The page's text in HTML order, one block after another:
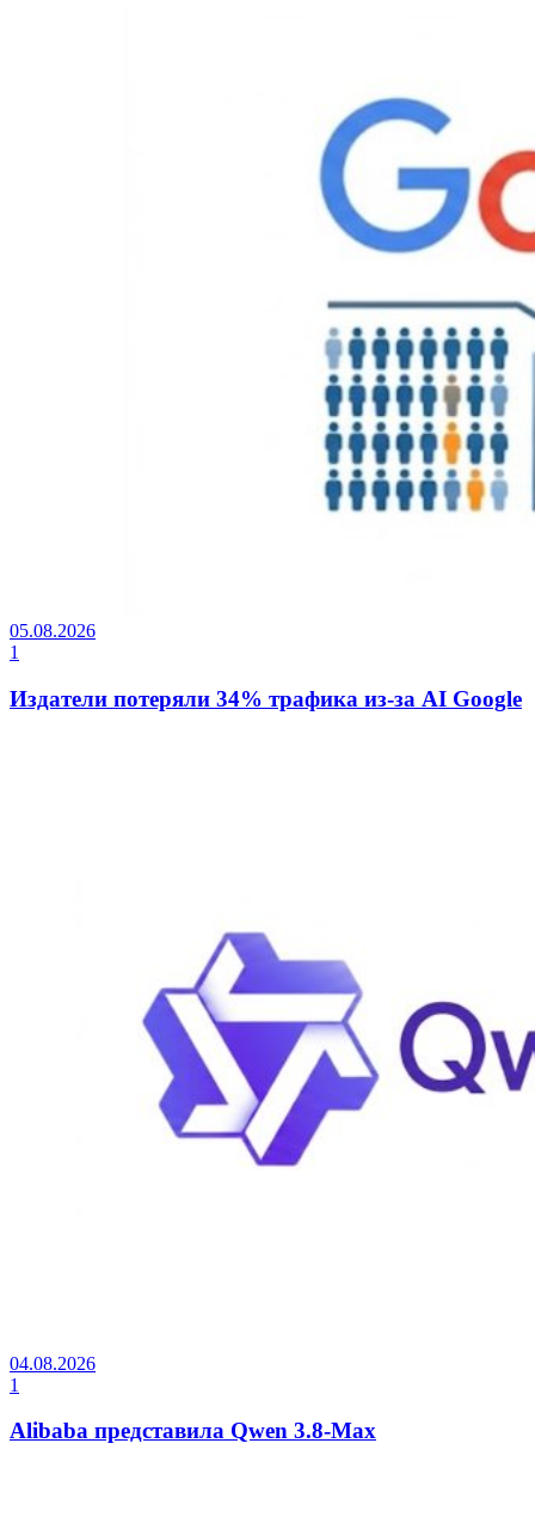
05.08.2026
1
Издатели потеряли 34% трафика из-за AI Google
04.08.2026
1
Alibaba представила Qwen 3.8-Max